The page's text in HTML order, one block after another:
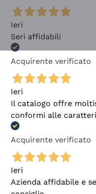
Ieri
Seri affidabili
Acquirente verificato
Ieri
Il catalogo offre
conformi alle
Acquirente verificato
Ieri
Azienda affidabile e